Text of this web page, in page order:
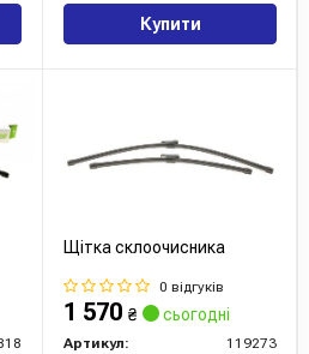
і завжди готові надати вам
з вибору необхідних запчастин.
Купити
Щітка склоочисника
0 відгуків
1 570 ₴ сьогодні
Артикул:
119273